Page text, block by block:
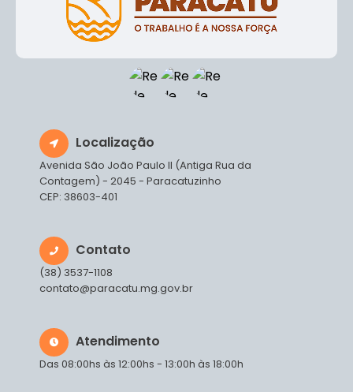
Localização
Avenida São João Paulo II (Antiga Rua da
Contagem) - 2045 - Paracatuzinho
CEP: 38603-401
Contato
(38) 3537-1108
contato@paracatu.mg.gov.br
Atendimento
Das 08:00hs às 12:00hs - 13:00h às 18:00h